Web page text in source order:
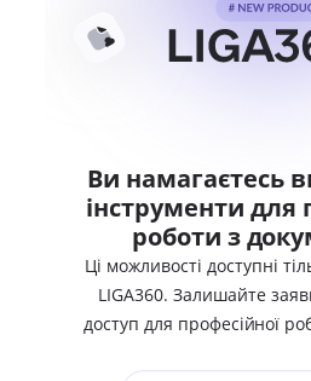
Ви намагаєтесь
інструменти для
роботи з
Ці можливості доступні
LIGA360. Залишайте
доступ для професійної